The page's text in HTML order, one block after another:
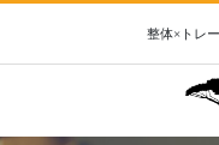
整体×トレ